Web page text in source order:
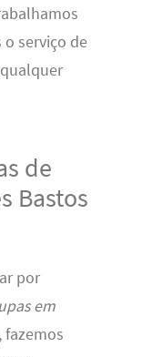
o serviço de
de
Bastos
por
em
fazemos